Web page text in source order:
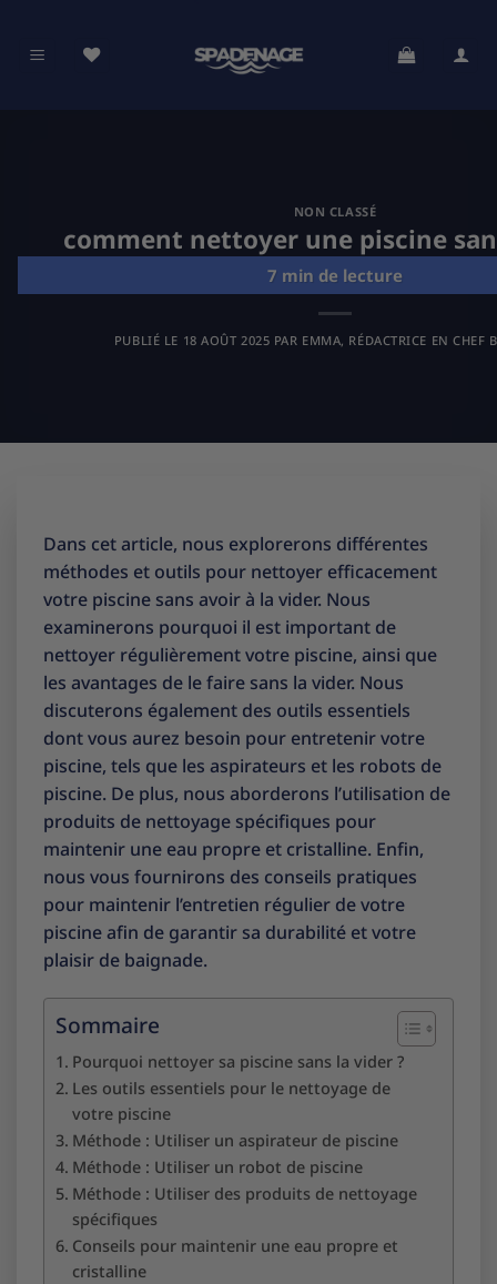
contenu
NON CLASSÉ
comment nettoyer une piscine
PUBLIÉ LE 18 AOÛT 2025 PAR EMMA, RÉDACTRICE EN CHEF
Dans cet article, nous explorerons différentes
méthodes et outils pour nettoyer efficacement
votre piscine sans avoir à la vider. Nous
examinerons pourquoi il est important de
nettoyer régulièrement votre piscine, ainsi que
les avantages de le faire sans la vider. Nous
discuterons également des outils essentiels
dont vous aurez besoin pour entretenir votre
piscine, tels que les aspirateurs et les robots de
piscine. De plus, nous aborderons l’utilisation de
produits de nettoyage spécifiques pour
maintenir une eau propre et cristalline. Enfin,
nous vous fournirons des conseils pratiques
pour maintenir l’entretien régulier de votre
piscine afin de garantir sa durabilité et votre
plaisir de baignade.
Sommaire
Pourquoi nettoyer sa piscine sans la vider ?
Les outils essentiels pour le nettoyage de
votre piscine
Méthode : Utiliser un aspirateur de piscine
Méthode : Utiliser un robot de piscine
Méthode : Utiliser des produits de nettoyage
spécifiques
Conseils pour maintenir une eau propre et
cristalline